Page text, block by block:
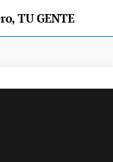
TU GENTE